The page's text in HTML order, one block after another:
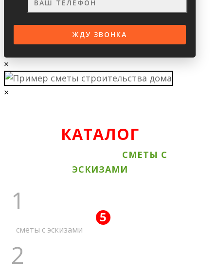
×
×
КАТАЛОГ
СМЕТЫ С
ЭСКИЗАМИ
1
5
сметы с эскизами
2